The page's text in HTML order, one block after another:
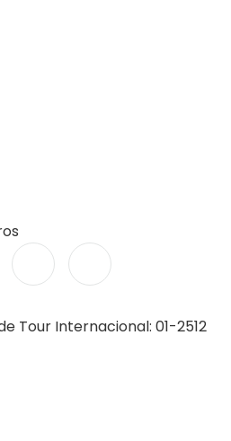
Tour Internacional: 01-2512